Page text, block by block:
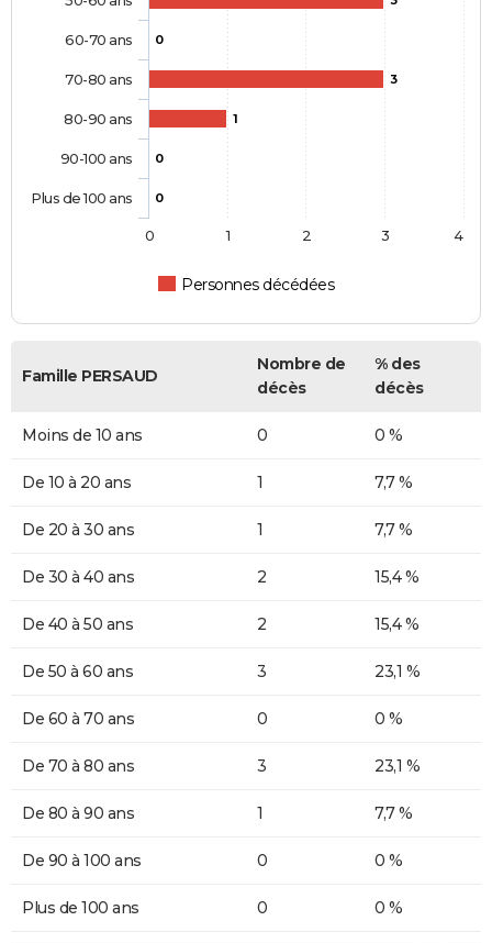
0
3
1
0
0
Personnes décédées
60-70 ans
70-80 ans
80-90 ans
90-100 ans
Plus de 100 ans
0 1 2 3 4
Famille PERSAUD
Nombre de
décès
% des
décès
Moins de 10 ans 0 0 %
De 10 à 20 ans 1 7,7 %
De 20 à 30 ans 1 7,7 %
De 30 à 40 ans 2 15,4 %
De 40 à 50 ans 2 15,4 %
De 50 à 60 ans 3 23,1 %
De 60 à 70 ans 0 0 %
De 70 à 80 ans 3 23,1 %
De 80 à 90 ans 1 7,7 %
De 90 à 100 ans 0 0 %
Plus de 100 ans 0 0 %